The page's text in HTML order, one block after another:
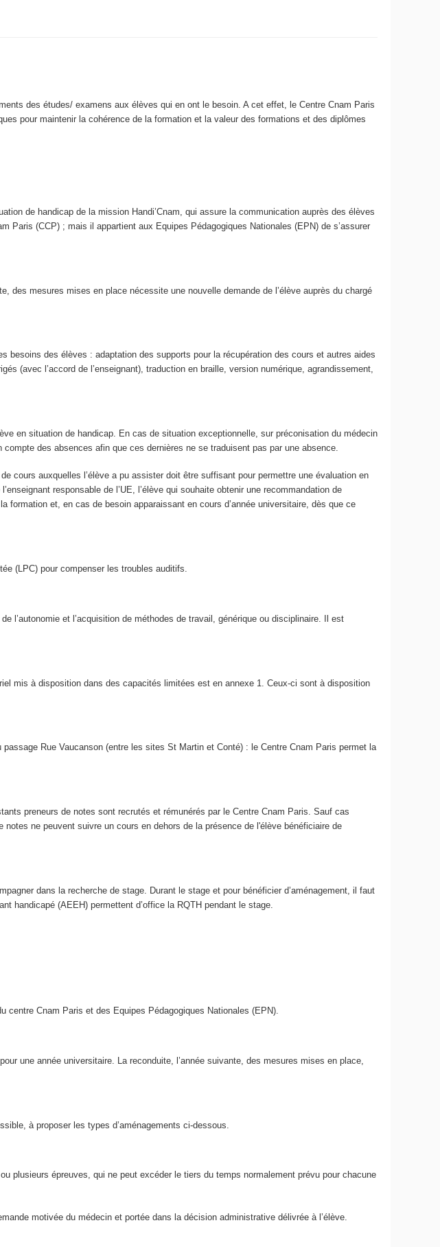
des études/ examens aux élèves qui en ont le besoin. A cet effet, le Centre Cnam Paris
pour maintenir la cohérence de la formation et la valeur des formations et des diplômes
de handicap de la mission Handi’Cnam, qui assure la communication auprès des élèves
(CCP) ; mais il appartient aux Equipes Pédagogiques Nationales (EPN) de s’assurer
des mesures mises en place nécessite une nouvelle demande de l’élève auprès du chargé
des élèves : adaptation des supports pour la récupération des cours et autres aides
(avec l’accord de l’enseignant), traduction en braille, version numérique, agrandissement,
en situation de handicap. En cas de situation exceptionnelle, sur préconisation du médecin
des absences afin que ces dernières ne se traduisent pas par une absence.
cours auxquelles l’élève a pu assister doit être suffisant pour permettre une évaluation en
responsable de l’UE, l’élève qui souhaite obtenir une recommandation de
formation et, en cas de besoin apparaissant en cours d’année universitaire, dès que ce
(LPC) pour compenser les troubles auditifs.
l’autonomie et l’acquisition de méthodes de travail, générique ou disciplinaire. Il est
mis à disposition dans des capacités limitées est en annexe 1. Ceux-ci sont à disposition
Rue Vaucanson (entre les sites St Martin et Conté) : le Centre Cnam Paris permet la
preneurs de notes sont recrutés et rémunérés par le Centre Cnam Paris. Sauf cas
ne peuvent suivre un cours en dehors de la présence de l'élève bénéficiaire de
dans la recherche de stage. Durant le stage et pour bénéficier d’aménagement, il faut
handicapé (AEEH) permettent d’office la RQTH pendant le stage.
centre Cnam Paris et des Equipes Pédagogiques Nationales (EPN).
une année universitaire. La reconduite, l’année suivante, des mesures mises en place,
à proposer les types d’aménagements ci-dessous.
plusieurs épreuves, qui ne peut excéder le tiers du temps normalement prévu pour chacune
motivée du médecin et portée dans la décision administrative délivrée à l’élève.